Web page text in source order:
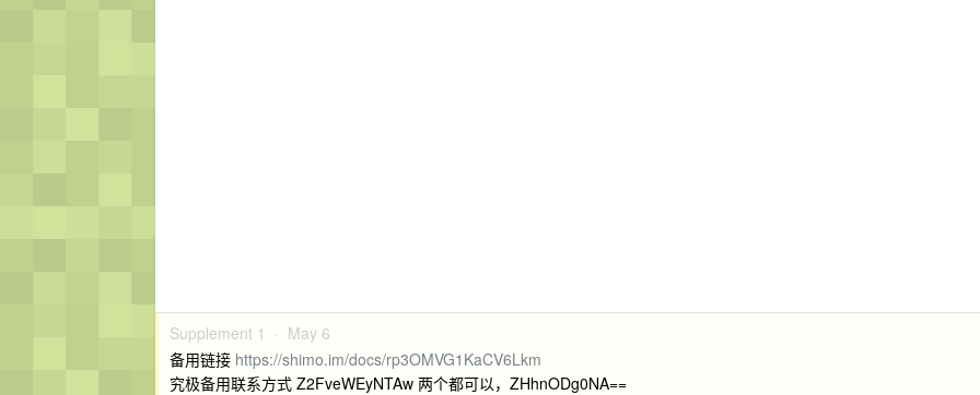
Supplement 1 · May 6
备用链接 https://shimo.im/docs/rp3OMVG1KaCV6Lkm
究极备用联系方式 Z2FveWEyNTAw 两个都可以，ZHhnODg0NA==